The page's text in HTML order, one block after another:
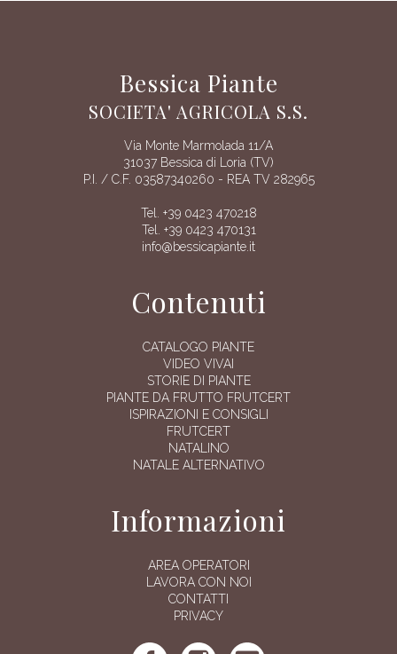
Bessica Piante
SOCIETA' AGRICOLA S.S.
Via Monte Marmolada 11/A
31037 Bessica di Loria (TV)
P.I. / C.F. 03587340260 - REA TV 282965
Tel. +39 0423 470218
Tel. +39 0423 470131
info@bessicapiante.it
Contenuti
CATALOGO PIANTE
VIDEO VIVAI
STORIE DI PIANTE
PIANTE DA FRUTTO FRUTCERT
ISPIRAZIONI E CONSIGLI
FRUTCERT
NATALINO
NATALE ALTERNATIVO
Informazioni
AREA OPERATORI
LAVORA CON NOI
CONTATTI
PRIVACY